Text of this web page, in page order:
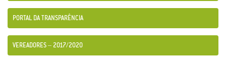
PORTAL DA TRANSPARÊNCIA
VEREADORES – 2017/2020